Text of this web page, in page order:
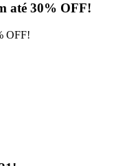
até 30% OFF!
OFF!